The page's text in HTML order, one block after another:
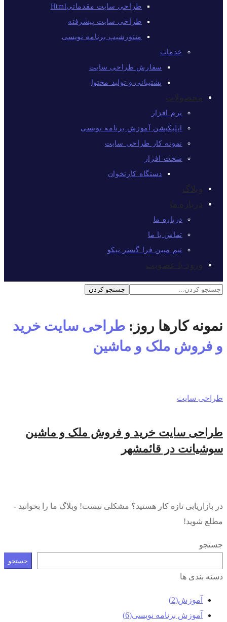
طراحی سایت مقدماتیHtml
طراحی سایت پیشرفته
منتورشیپ برنامه نویسی
خدمات
سفارش طراحی سایت
پشتیبانی و تولید محتوا
نرم افزار
اپلیکیشن آموزش برنامه نویسی
نمونه کار طراحی سایت
سخت افزار
دستگاه کارتخوان
درباره ما
تماس با ما
تیم مبین فرا گستر نیکو
نمونه کارها روز: طراحی سایت خرید
و فروش ملک و ماشین
طراحی سایت
طراحی سایت خرید و فروش ملک و ماشین
سوشیانت در قائمشهر
در بازاریابی تازه کار هستید؟ مشکلی نیست! وبلاگ ما را بخوانید -
مطلع شوید!
جستجو
جستجو
دسته بندی ها
آموزش (2)
آموزش برنامه نویسی (6)